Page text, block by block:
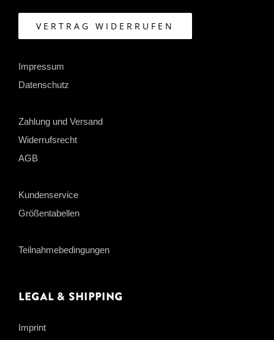
VERTRAG WIDERRUFEN
Impressum
Datenschutz
Zahlung und Versand
Widerrufsrecht
AGB
Kundenservice
Größentabellen
Teilnahmebedingungen
Legal & Shipping
Imprint